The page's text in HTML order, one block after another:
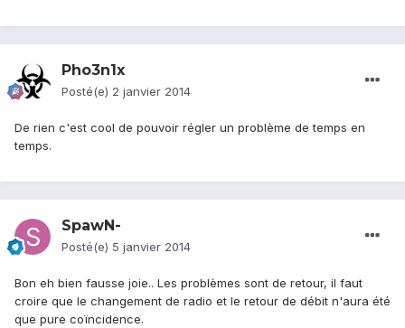
Pho3n1x
Posté(e) 2 janvier 2014
De rien c'est cool de pouvoir régler un problème de temps en
temps.
SpawN-
Posté(e) 5 janvier 2014
Bon eh bien fausse joie.. Les problèmes sont de retour, il faut
croire que le changement de radio et le retour de débit n'aura été
que pure coïncidence.